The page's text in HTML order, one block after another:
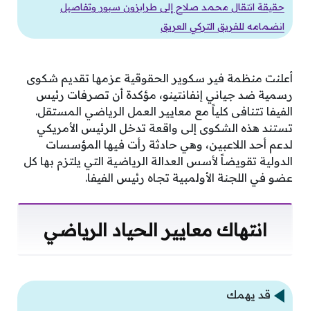
حقيقة انتقال محمد صلاح إلى طرابزون سبور وتفاصيل
انضمامه للفريق التركي العريق
أعلنت منظمة فير سكوير الحقوقية عزمها تقديم شكوى
رسمية ضد جياني إنفانتينو، مؤكدة أن تصرفات رئيس
الفيفا تتنافى كلياً مع معايير العمل الرياضي المستقل.
تستند هذه الشكوى إلى واقعة تدخل الرئيس الأمريكي
لدعم أحد اللاعبين، وهي حادثة رأت فيها المؤسسات
الدولية تقويضاً لأسس العدالة الرياضية التي يلتزم بها كل
عضو في اللجنة الأولمبية تجاه رئيس الفيفا.
انتهاك معايير الحياد الرياضي
قد يهمك